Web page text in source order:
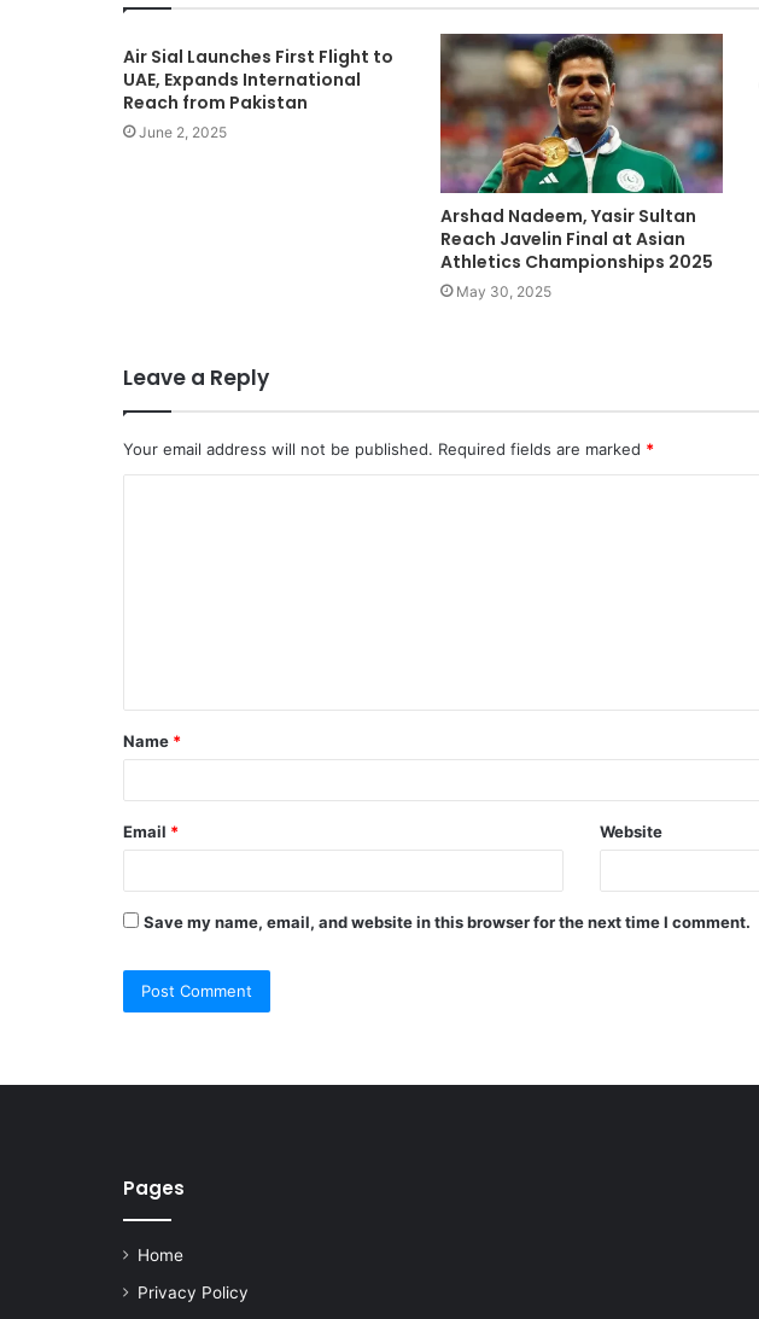
Air Sial Launches First Flight to
UAE, Expands International
Reach from Pakistan
June 2, 2025
Arshad Nadeem, Yasir Sultan
Reach Javelin Final at Asian
Athletics Championships 2025
May 30, 2025
Leave a Reply
Your email address will not be published. Required fields are marked *
t
*
Name *
Email * Website
Save my name, email, and website in this browser for the next time I comment.
Pages
Home
Privacy Policy